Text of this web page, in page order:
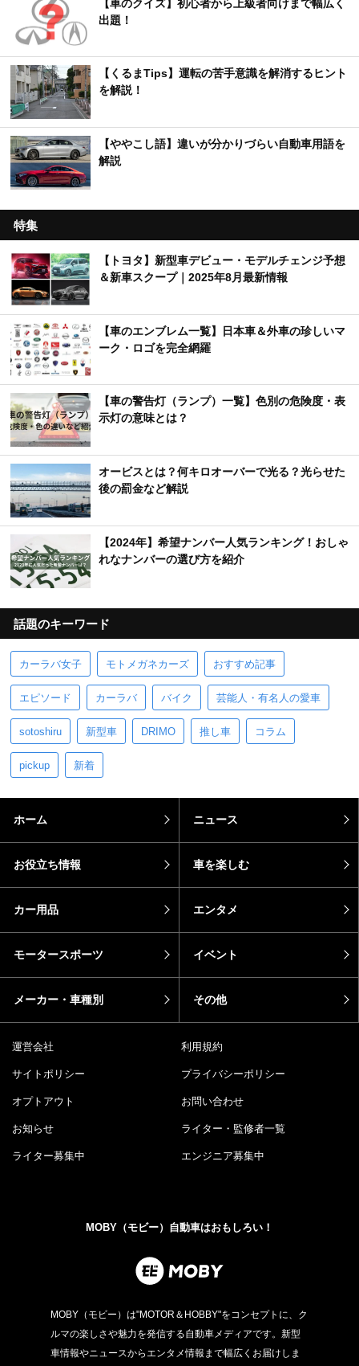
【車のクイズ】初心者から上級者向けまで幅広く
出題！
【くるまTips】運転の苦手意識を解消するヒント
を解説！
【ややこし語】違いが分かりづらい自動車用語を
解説
特集
【トヨタ】新型車デビュー・モデルチェンジ予想
＆新車スクープ｜2025年8月最新情報
【車のエンブレム一覧】日本車＆外車の珍しいマ
ーク・ロゴを完全網羅
【車の警告灯（ランプ）一覧】色別の危険度・表
示灯の意味とは？
オービスとは？何キロオーバーで光る？光らせた
後の罰金など解説
【2024年】希望ナンバー人気ランキング！おしゃ
れなナンバーの選び方を紹介
話題のキーワード
カーラバ女子 モトメガネカーズ おすすめ記事
エピソード カーラバ バイク 芸能人・有名人の愛車
sotoshiru 新型車 DRIMO 推し車 コラム
pickup 新着
ホーム ニュース
お役立ち情報 車を楽しむ
カー用品 エンタメ
モータースポーツ イベント
メーカー・車種別 その他
運営会社 利用規約
サイトポリシー プライバシーポリシー
オプトアウト お問い合わせ
お知らせ ライター・監修者一覧
ライター募集中 エンジニア募集中
MOBY（モビー）自動車はおもしろい！
MOBY（モビー）は"MOTOR＆HOBBY"をコンセプトに、ク
ルマの楽しさや魅力を発信する自動車メディアです。新型
車情報やニュースからエンタメ情報まで幅広くお届けしま